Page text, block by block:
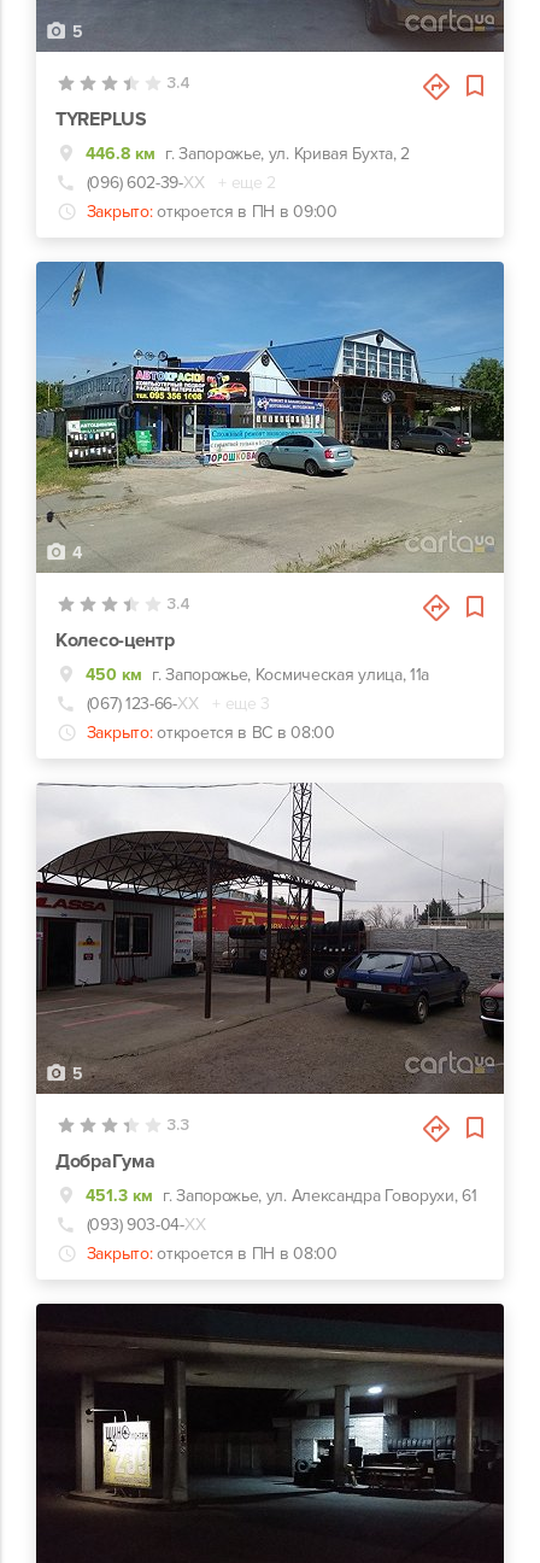
5
3.4
TYREPLUS
446.8 км г. Запорожье, ул. Кривая Бухта, 2
(096) 602-39-ХХ
+ еще 2
Закрыто: откроется в ПН в 09:00
4
3.4
Колесо-центр
450 км г. Запорожье, Космическая улица, 11а
(067) 123-66-ХХ
+ еще 3
Закрыто: откроется в ВС в 08:00
5
3.3
ДобраГума
451.3 км г. Запорожье, ул. Александра Говорухи, 61
(093) 903-04-ХХ
Закрыто: откроется в ПН в 08:00